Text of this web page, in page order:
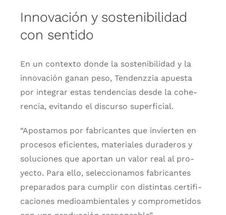
Innovación y sostenibilidad
con sentido
En un con­tex­to don­de la sos­te­ni­bi­li­dad y la
inno­va­ción ganan peso, Ten­denz­zia apues­ta
por inte­grar estas ten­den­cias des­de la cohe­
ren­cia, evi­tan­do el dis­cur­so super­fi­cial.
“Apos­ta­mos por fabri­can­tes que invier­ten en
pro­ce­sos efi­cien­tes, mate­ria­les dura­de­ros y
solu­cio­nes que apor­tan un valor real al pro­
yec­to. Para ello, selec­cio­na­mos fabri­can­tes
pre­pa­ra­dos para cum­plir con dis­tin­tas cer­ti­fi­
ca­cio­nes medioam­bien­ta­les y com­pro­me­ti­dos